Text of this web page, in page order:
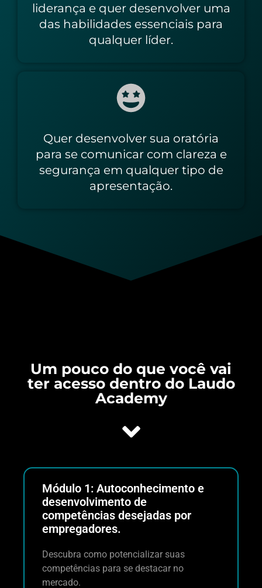
liderança e quer desenvolver uma
das habilidades essenciais para
qualquer líder.
Quer desenvolver sua oratória
para se comunicar com clareza e
segurança em qualquer tipo de
apresentação.
Um pouco do que você vai
ter acesso dentro do Laudo
Academy
Módulo 1: Autoconhecimento e
desenvolvimento de
competências desejadas por
empregadores.
Descubra como potencializar suas
competências para se destacar no
mercado.